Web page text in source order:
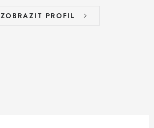
ZOBRAZIT PROFIL